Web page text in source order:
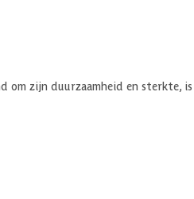
om zijn duurzaamheid en sterkte,